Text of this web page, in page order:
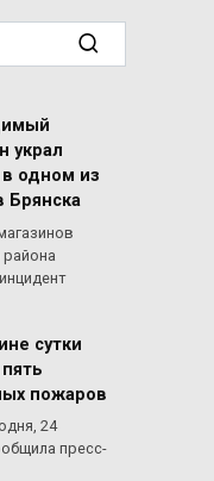
украл
одном из
Брянска
сутки
пожаров
24
пресс-